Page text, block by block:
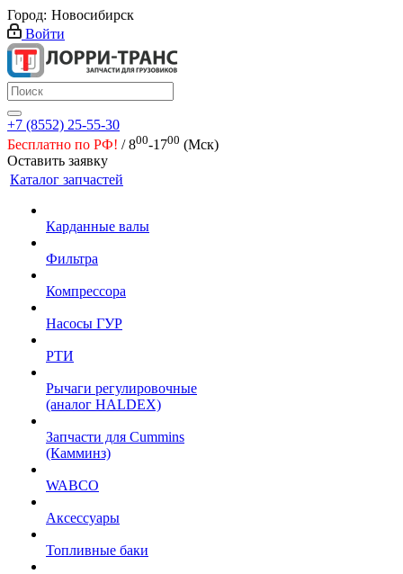
Город: Новосибирск
Войти
+7 (8552) 25-55-30
Бесплатно по РФ! / 800-1700 (Мск)
Оставить заявку
Каталог запчастей
Карданные валы
Фильтра
Компрессора
Насосы ГУР
РТИ
Рычаги регулировочные
(аналог HALDEX)
Запчасти для Cummins
(Камминз)
WABCO
Аксессуары
Топливные баки